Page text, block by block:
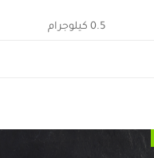
0.5 كيلوجرام